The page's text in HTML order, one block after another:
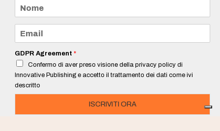
m
e
a
i
*
GDPR Agreement *
Confermo di aver preso visione della privacy policy di
Innovative Publishing e accetto il trattamento dei dati come ivi
descritto
ISCRIVITI ORA